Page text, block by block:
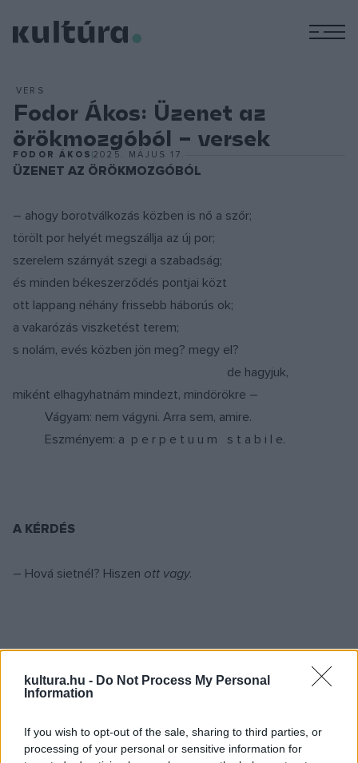
kultura.hu - Do Not Process My Personal
Information
If you wish to opt-out of the sale, sharing to third parties, or
processing of your personal or sensitive information for
VERS
Fodor Ákos: Üzenet az
örökmozgóból – versek
FODOR ÁKOS 2025. MÁJUS 17.
ÜZENET AZ ÖRÖKMOZGÓBÓL
– ahogy borotválkozás közben is nő a szőr;
törölt por helyét megszállja az új por;
szerelem szárnyát szegi a szabadság;
és minden békeszerződés pontjai közt
ott lappang néhány frissebb háborús ok;
a vakarózás viszketést terem;
s nolám, evés közben jön meg? megy el?
de hagyjuk,
miként elhagyhatnám mindezt, mindörökre –
Vágyam: nem vágyni. Arra sem, amire.
Eszményem: a p e r p e t u u m s t a b i l e.
A KÉRDÉS
– Hová sietnél? Hiszen ott vagy.
nem a függöny, nem a szél. A lebbenés